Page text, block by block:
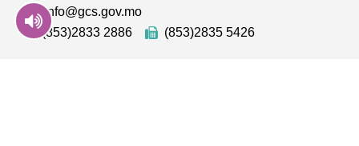
info@gcs.gov.mo
(853)2833 2886
(853)2835 5426